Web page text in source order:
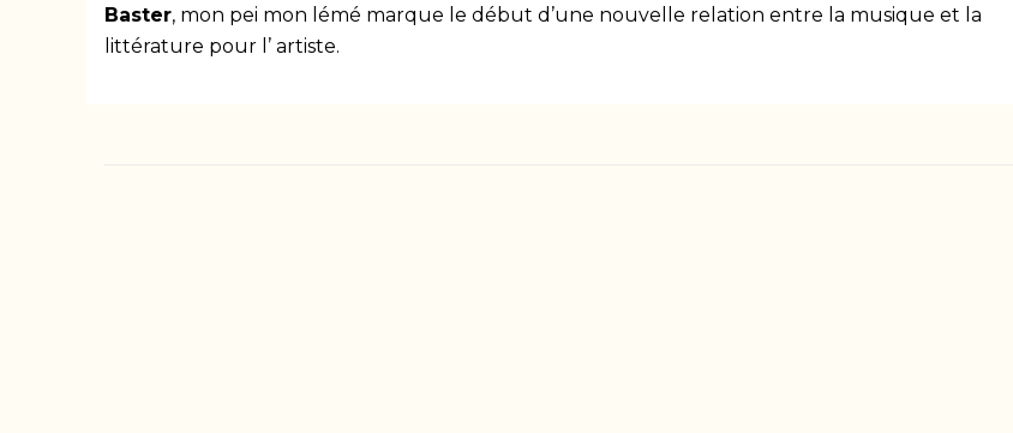
Baster, mon pei mon lémé marque le début d’une nouvelle relation entre la musique et la
littérature pour l’ artiste.